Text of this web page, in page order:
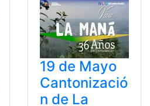
19 de Mayo
Cantonizació
n de La